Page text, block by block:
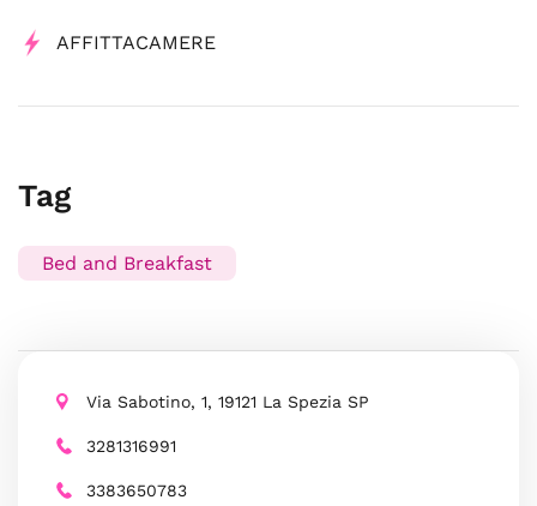
AFFITTACAMERE
Tag
Bed and Breakfast
Via Sabotino, 1, 19121 La Spezia SP
3281316991
3383650783